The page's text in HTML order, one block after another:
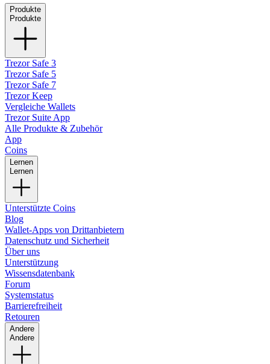
Produkte
Produkte
Trezor Safe 3
Trezor Safe 5
Trezor Safe 7
Trezor Keep
Vergleiche Wallets
Trezor Suite App
Alle Produkte & Zubehör
App
Coins
Lernen
Lernen
Unterstützte Coins
Blog
Wallet-Apps von Drittanbietern
Datenschutz und Sicherheit
Über uns
Unterstützung
Wissensdatenbank
Forum
Systemstatus
Barrierefreiheit
Retouren
Andere
Andere